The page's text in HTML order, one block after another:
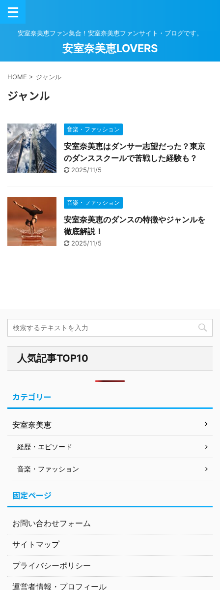
安室奈美恵ファン集合！安室奈美恵ファンサイト・ブログです。
安室奈美恵LOVERS
HOME > ジャンル
ジャンル
音楽・ファッション
安室奈美恵はダンサー志望だった？東京
のダンススクールで苦戦した経験も？
2025/11/5
音楽・ファッション
安室奈美恵のダンスの特徴やジャンルを
徹底解説！
2025/11/5
人気記事TOP10
カテゴリー
安室奈美恵
経歴・エピソード
音楽・ファッション
固定ページ
お問い合わせフォーム
サイトマップ
プライバシーポリシー
運営者情報・プロフィール